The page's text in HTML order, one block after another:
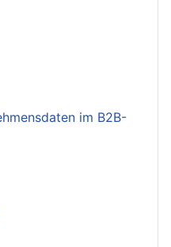
im B2B-